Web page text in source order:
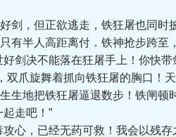
，但正欲逃走，铁狂屠也同时
半人高距离付．铁神抢步跨至
决不能落在狂屠手上！你快带
爪旋舞着抓向铁狂屠的胸口！
地把铁狂屠逼退数步！铁闸顿时
走吧！”
，已经无药可救！我会以残存